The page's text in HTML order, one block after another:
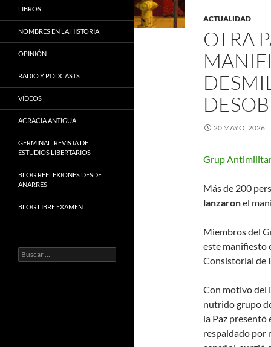
ACTUALIDAD
OTRA
20 MAYO, 2026
Grup
Más de 200
lanzaronel
Miembros del
este manifiesto
Consistorial de
Con motivo del
nutrido grupo
la Paz presentó
respaldado por
LIBROS
NOMBRES EN LA HISTORIA
OPINIÓN
RADIO Y PODCASTS
VÍDEOS
ACRACIA ANTIGUA
GERMINAL. REVISTA DE
ESTUDIOS LIBERTARIOS
BLOG REFLEXIONES DESDE
ANARRES
BLOG LIBRE EXAMEN
Buscar: